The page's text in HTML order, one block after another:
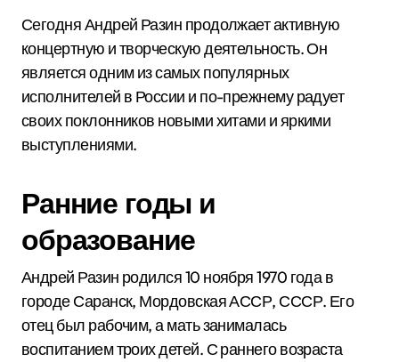
Сегодня Андрей Разин продолжает активную
концертную и творческую деятельность. Он
является одним из самых популярных
исполнителей в России и по-прежнему радует
своих поклонников новыми хитами и яркими
выступлениями.
Ранние годы и
образование
Андрей Разин родился 10 ноября 1970 года в
городе Саранск, Мордовская АССР, СССР. Его
отец был рабочим, а мать занималась
воспитанием троих детей. С раннего возраста